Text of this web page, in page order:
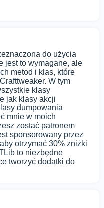
do użycia
jest to wymagane, ale
metod i klas, które
W tym
klasy
jak klasy akcji
dumpowania
mnie w moich
zostać patronem
sponsorowany przez
otrzymać 30% zniżki
to niezbędne
tworzyć dodatki do